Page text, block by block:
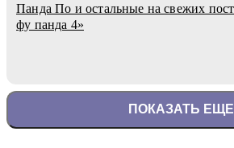
Панда По и остальные на свежих
фу панда 4»
ПОКАЗАТЬ ЕЩЕ